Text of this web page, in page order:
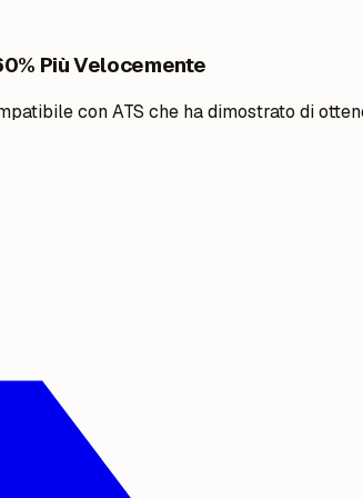
Più Velocemente
con ATS che ha dimostrato di